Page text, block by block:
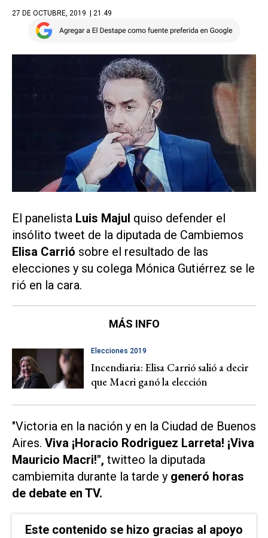
27 DE OCTUBRE, 2019 | 21.49
El panelista Luis Majul quiso defender el
insólito tweet de la diputada de Cambiemos
Elisa Carrió sobre el resultado de las
elecciones y su colega Mónica Gutiérrez se le
rió en la cara.
MÁS INFO
Elecciones 2019
Incendiaria: Elisa Carrió salió a decir
que Macri ganó la elección
"Victoria en la nación y en la Ciudad de Buenos
Aires. Viva ¡Horacio Rodriguez Larreta! ¡Viva
Mauricio Macri!", twitteo la diputada
cambiemita durante la tarde y generó horas
de debate en TV.
Este contenido se hizo gracias al apoyo